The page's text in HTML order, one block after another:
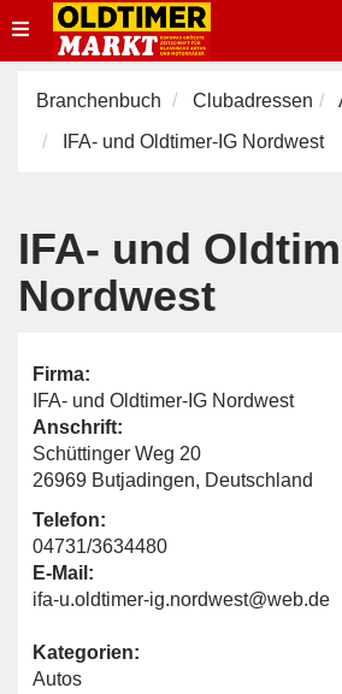
Toggle
navigation
Branchenbuch Clubadressen
IFA- und Oldtimer-IG Nordwest
IFA- und
Nordwest
Firma:
IFA- und Oldtimer-IG Nordwest
Anschrift:
Schüttinger Weg 20
26969 Butjadingen, Deutschland
Telefon:
04731/3634480
E-Mail:
ifa-u.oldtimer-ig.nordwest@web.de
Kategorien:
Autos